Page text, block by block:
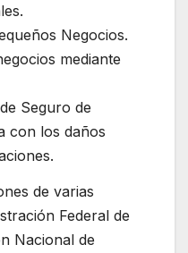
Negocios.
mediante
Seguro de
con los daños
de varias
Federal de
Nacional de